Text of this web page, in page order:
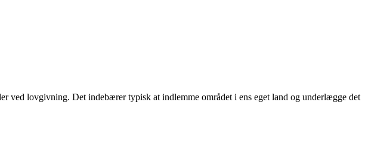
ved lovgivning. Det indebærer typisk at indlemme området i ens eget land og underlægge det